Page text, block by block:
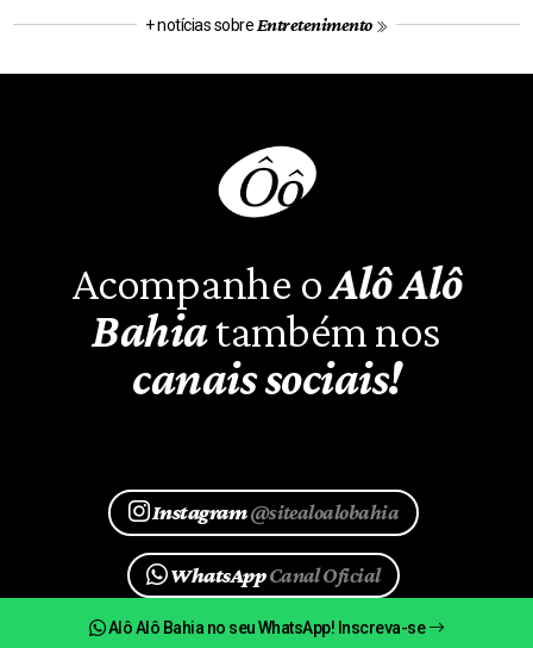
Alô Alô Bahia no seu WhatsApp! Inscreva-se
+ notícias sobre Entretenimento
Acompanhe oAlô Alô
Bahiatambém nos
canais sociais!
Instagram@sitealoalobahia
WhatsAppCanal Oficial
Google News@aloalobahia